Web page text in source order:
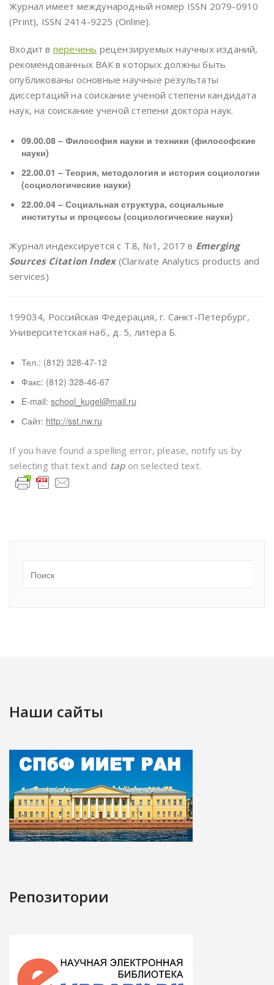
Журнал имеет международный номер ISSN 2079-0910
(Print), ISSN 2414-9225 (Online).
Входит в перечень рецензируемых научных изданий,
рекомендованных ВАК в которых должны быть
опубликованы основные научные результаты
диссертаций на соискание ученой степени кандидата
наук, на соискание ученой степени доктора наук.
09.00.08 – Философия науки и техники (философские
науки)
22.00.01 – Теория, методология и история социологии
(социологические науки)
22.00.04 – Социальная структура, социальные
институты и процессы (социологические науки)
Журнал индексируется с Т.8, №1, 2017 в Emerging
Sources Citation Index (Clarivate Analytics products and
services)
199034, Российская Федерация, г. Санкт-Петербург,
Университетская наб., д. 5, литера Б.
Тел.: (812) 328-47-12
Факс: (812) 328-46-67
E-mail: school_kugel@mail.ru
Сайт: http://sst.nw.ru
If you have found a spelling error, please, notify us by
selecting that text and tapon selected text.
Наши сайты
Репозитории